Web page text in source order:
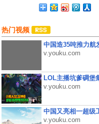
热门视频
中国造35吨推力航
v.youku.com
LOL主播坑爹碉堡
v.youku.com
中国又亮相一超级
v.youku.com